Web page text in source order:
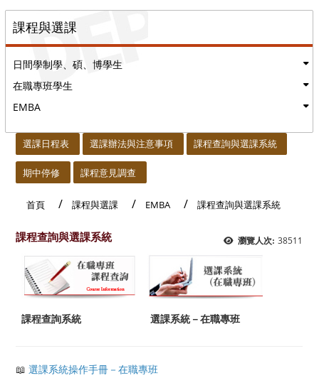
課程與選課
日間學制學、碩、博學生
在職專班學生
EMBA
選課日程表 選課辦法與注意事項 課程查詢與選課系統
期中停修 課程意見調查
首頁 課程與選課 EMBA 課程查詢與選課系統
瀏覽人次: 38511
課程查詢與選課系統
課程查詢系統 選課系統－在職專班
📖 選課系統操作手冊－在職專班